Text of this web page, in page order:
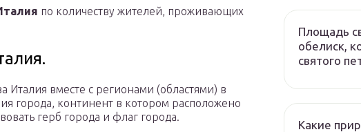
по количеству жителей, проживающих
Италия вместе с регионами (областями) в
города, континент в котором расположено
герб города и флаг города.
Площадь
обелиск,
святого
Какие